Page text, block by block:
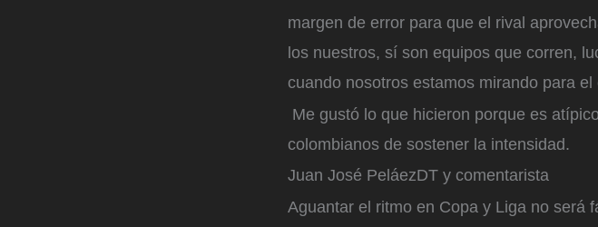
margen de error para que el rival
los nuestros, sí son equipos que corren,
cuando nosotros estamos mirando para
Me gustó lo que hicieron porque es
colombianos de sostener la intensidad.
Juan José PeláezDT y comentarista
Aguantar el ritmo en Copa y Liga no será